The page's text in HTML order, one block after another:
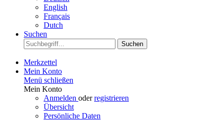
English
Français
Dutch
Suchen
Suchen
Merkzettel
Mein Konto
Menü schließen
Mein Konto
Anmelden oderregistrieren
Übersicht
Persönliche Daten